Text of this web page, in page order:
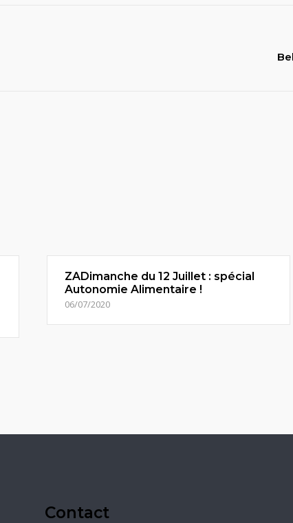
ZADimanche du 12 Juillet : spécial
Autonomie Alimentaire !
06/07/2020
Contact